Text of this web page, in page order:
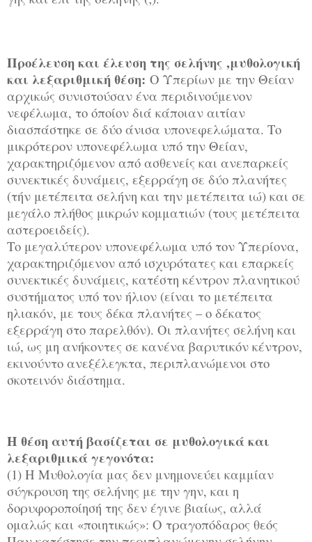
Προέλευση και έλευση της σελήνης ,μυθολογική
και λεξαριθμική θέση: Ο Υπερίων με την Θείαν
αρχικώς συνιστούσαν ένα περιδινούμενον
νεφέλωμα, το όποίον διά κάποιαν αιτίαν
διασπάστηκε σε δύο άνισα υπονεφελώματα. Το
μικρότερον υπονεφέλωμα υπό την Θείαν,
χαρακτηριζόμενον από ασθενείς και ανεπαρκείς
συνεκτικές δυνάμεις, εξερράγη σε δύο πλανήτες
(τήν μετέπειτα σελήνη και την μετέπειτα ιώ) και σε
μεγάλο πλήθος μικρών κομματιών (τους μετέπειτα
αστεροειδείς).
Το μεγαλύτερον υπονεφέλωμα υπό τον Υπερίονα,
χαρακτηριζόμενον από ισχυρότατες και επαρκείς
συνεκτικές δυνάμεις, κατέστη κέντρον πλανητικού
συστήματος υπό τον ήλιον (είναι το μετέπειτα
ηλιακόν, με τους δέκα πλανήτες – ο δέκατος
εξερράγη στο παρελθόν). Οι πλανήτες σελήνη και
ιώ, ως μη ανήκοντες σε κανένα βαρυτικόν κέντρον,
εκινούντο ανεξέλεγκτα, περιπλανώμενοι στο
σκοτεινόν διάστημα.
Η θέση αυτή βασίζεται σε μυθολογικά και
λεξαριθμικά γεγονότα:
(1) Η Μυθολογία μας δεν μνημονεύει καμμίαν
σύγκρουση της σελήνης με την γην, και η
δορυφοροποίησή της δεν έγινε βιαίως, αλλά
ομαλώς και «ποιητικώς»: Ο τραγοπόδαρος θεός